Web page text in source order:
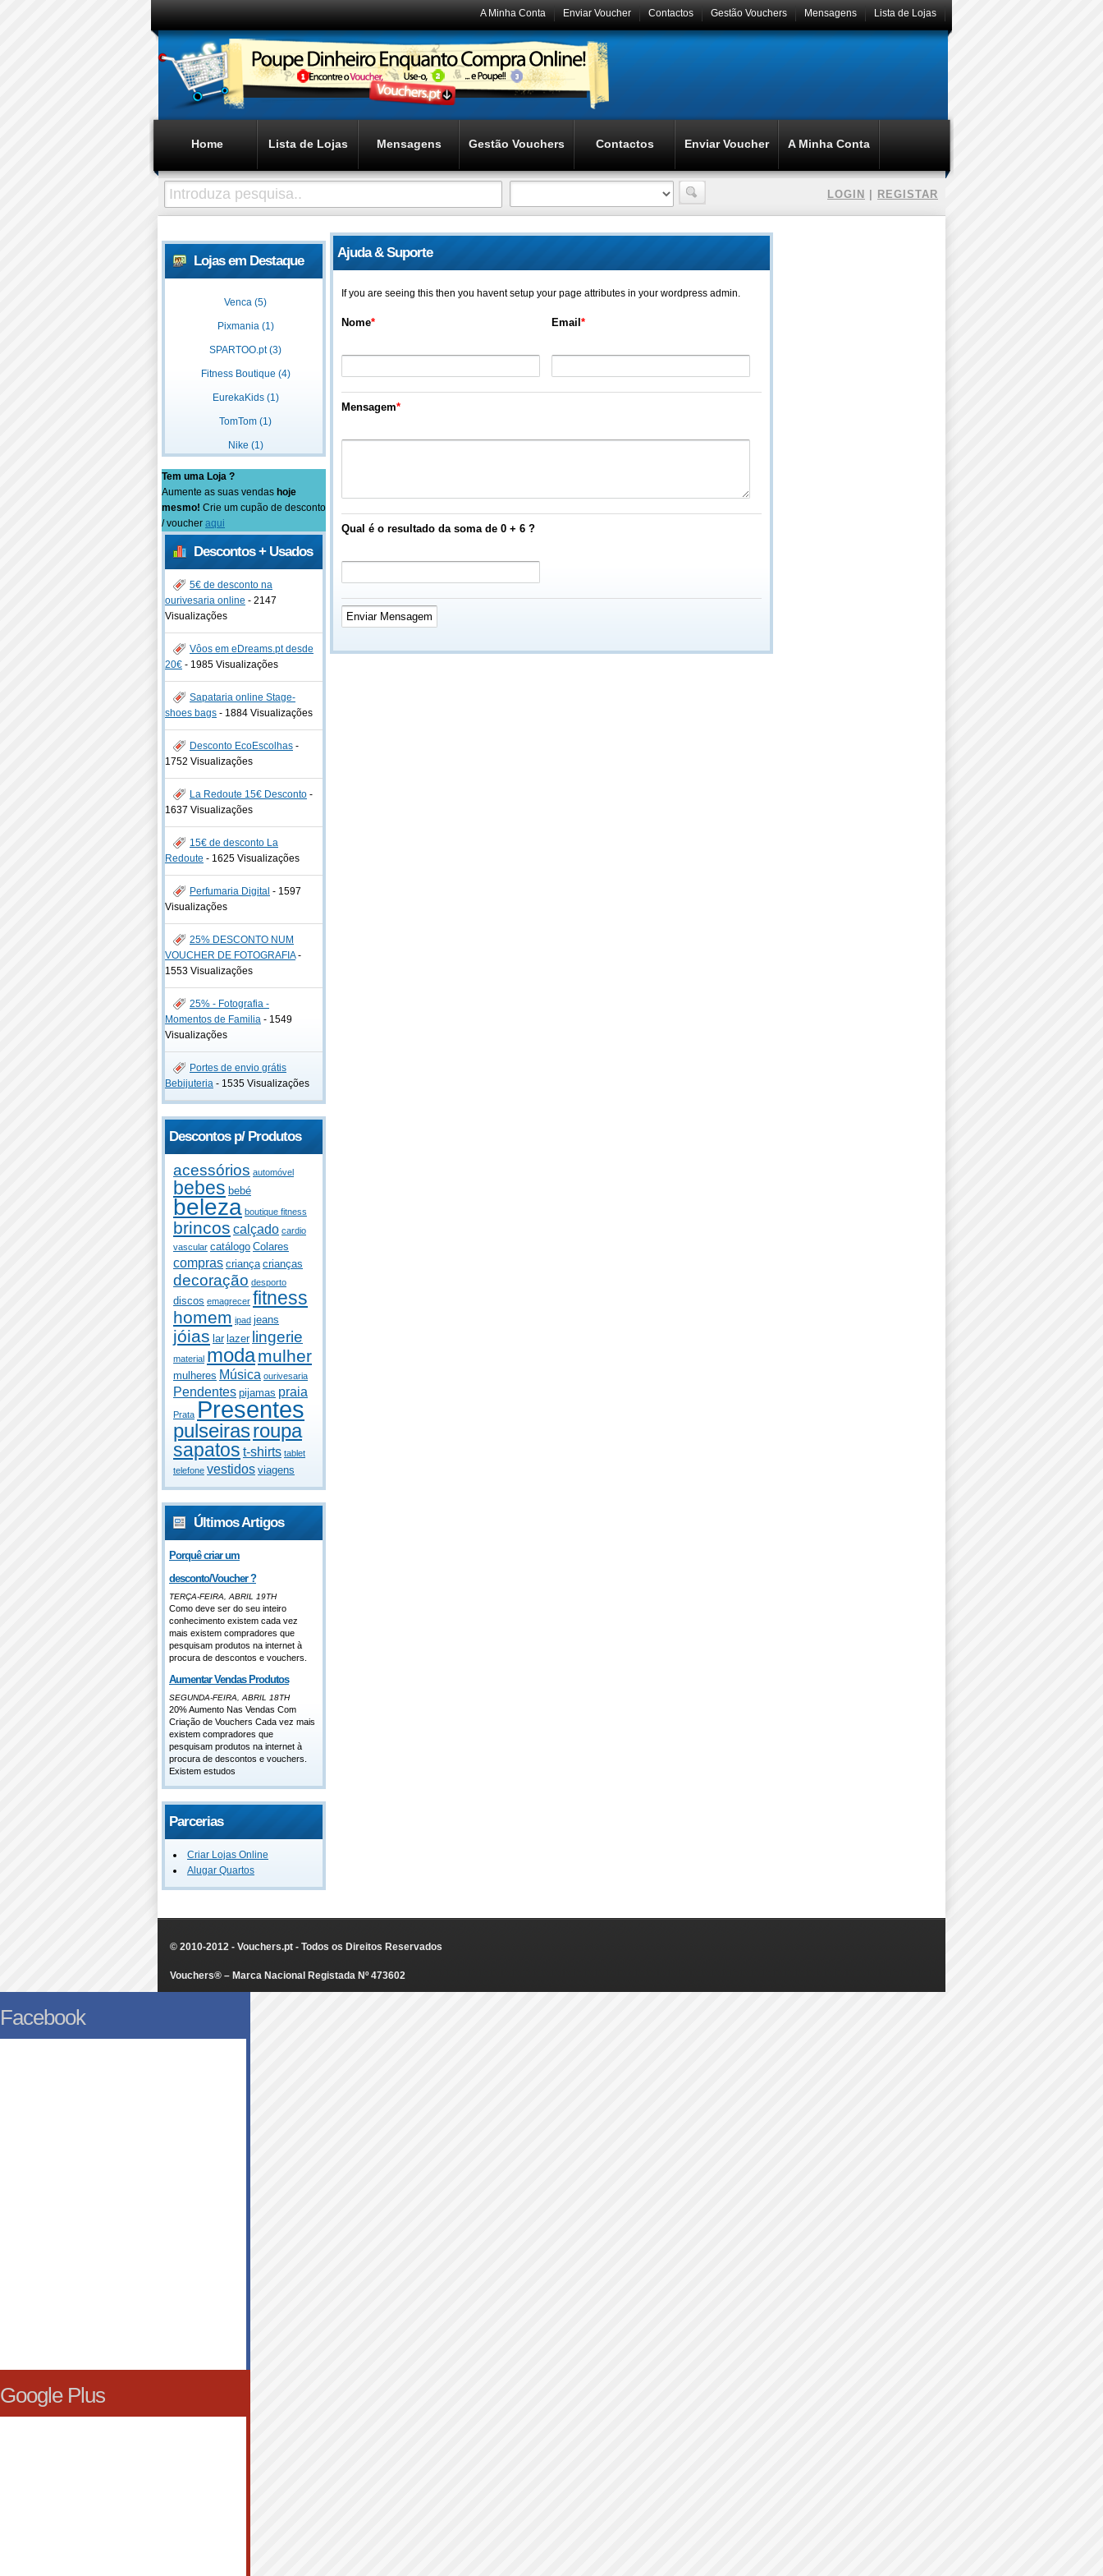
Lista de Lojas
Mensagens
Gestão Vouchers
Contactos
Enviar Voucher
A Minha Conta
Home Lista de Lojas Mensagens Gestão Vouchers Contactos Enviar Voucher A Minha Conta
LOGIN REGISTAR
Lojas em Destaque
Venca (5)
Pixmania (1)
SPARTOO.pt (3)
Fitness Boutique (4)
EurekaKids (1)
TomTom (1)
Nike (1)
Tem uma Loja ?
Aumente as suas vendas hoje
mesmo! Crie um cupão de desconto
/ voucher aqui
Descontos + Usados
5€ de desconto na
ourivesaria online - 2147
Visualizações
Vôos em eDreams.pt desde
20€ - 1985 Visualizações
Sapataria online Stage-
shoes bags - 1884 Visualizações
Desconto EcoEscolhas -
1752 Visualizações
La Redoute 15€ Desconto -
1637 Visualizações
15€ de desconto La
Redoute - 1625 Visualizações
Perfumaria Digital - 1597
Visualizações
25% DESCONTO NUM
VOUCHER DE FOTOGRAFIA-
1553 Visualizações
25% - Fotografia -
Momentos de Familia - 1549
Visualizações
Portes de envio grátis
Bebijuteria - 1535 Visualizações
Descontos p/ Produtos
acessórios automóvel
bebes bebé
beleza boutique fitness
brincos calçado cardio
vascular catálogo Colares
compras criança crianças
decoração desporto
discos emagrecer fitness
homem ipad jeans
jóias lar lazer lingerie
material modamulher
mulheres Música ourivesaria
Pendentes pijamas praia
Prata Presentes
pulseirasroupa
sapatos t-shirts tablet
telefone vestidos viagens
Últimos Artigos
Porquê criar um
desconto/Voucher ?
TERÇA-FEIRA, ABRIL 19TH
Como deve ser do seu inteiro
conhecimento existem cada vez
mais existem compradores que
pesquisam produtos na internet à
procura de descontos e vouchers.
Aumentar Vendas Produtos
SEGUNDA-FEIRA, ABRIL 18TH
20% Aumento Nas Vendas Com
Criação de Vouchers Cada vez mais
existem compradores que
pesquisam produtos na internet à
procura de descontos e vouchers.
Existem estudos
Parcerias
Criar Lojas Online
Alugar Quartos
Ajuda & Suporte
If you are seeing this then you havent setup your page attributes in your wordpress admin.
Nome* Email *
Mensagem*
Qual é o resultado da soma de 0 + 6 ?
© 2010-2012 - Vouchers.pt - Todos os Direitos Reservados
Vouchers® – Marca Nacional Registada Nº 473602
Facebook
Google Plus